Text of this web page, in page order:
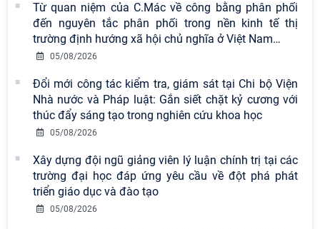
Từ quan niệm của C.Mác về công bằng phân phối
đến nguyên tắc phân phối trong nền kinh tế thị
trường định hướng xã hội chủ nghĩa ở Việt Nam…
05/08/2026
Đổi mới công tác kiểm tra, giám sát tại Chi bộ Viện
Nhà nước và Pháp luật: Gắn siết chặt kỷ cương với
thúc đẩy sáng tạo trong nghiên cứu khoa học
05/08/2026
Xây dựng đội ngũ giảng viên lý luận chính trị tại các
trường đại học đáp ứng yêu cầu về đột phá phát
triển giáo dục và đào tạo
05/08/2026
Viện Hàn lâm Khoa học xã hội Việt
Nam có 02 tác phẩm đạt giải khuyến
khích tại Cuộc thi chính luận bảo vệ
nền tảng tư tưởng của Đảng năm
2026
Chi bộ Viện Sử học tổ chức Tọa đàm
chuyên đề: Đẩy mạnh học tập, thực
hành tư tưởng, đạo đức, phương
pháp, phong cách Hồ Chí Minh trong